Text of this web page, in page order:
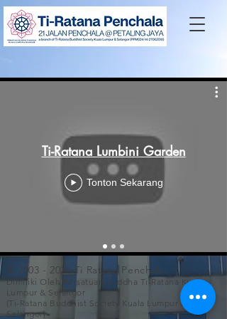
Ti-Ratana Lumbini Garden
Tonton Sekarang
© 2003 - 2026Ti Ratana Penchala
Dimiliki Oleh Persatuan Buddha Ti-Ratana Kuala
Lumpur & Selangor
(Ti-Ratana Buddhist Society Kuala Lumpur &
Selangor)